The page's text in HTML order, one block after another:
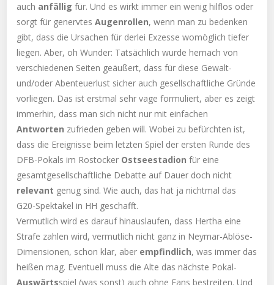
auch anfälligfür. Und es wirkt immer ein wenig hilflos oder
sorgt für genervtesAugenrollen, wenn man zu bedenken
gibt, dass die Ursachen für derlei Exzesse womöglich tiefer
liegen. Aber, oh Wunder: Tatsächlich wurde hernach von
verschiedenen Seiten geäußert, dass für diese Gewalt-
und/oder Abenteuerlust sicher auch gesellschaftliche Gründe
vorliegen. Das ist erstmal sehr vage formuliert, aber es zeigt
immerhin, dass man sich nicht nur mit einfachen
Antworten zufrieden geben will. Wobei zu befürchten ist,
dass die Ereignisse beim letzten Spiel der ersten Runde des
DFB-Pokals im Rostocker Ostseestadionfür eine
gesamtgesellschaftliche Debatte auf Dauer doch nicht
relevant genug sind. Wie auch, das hat ja nichtmal das
G20-Spektakel in HH geschafft.
Vermutlich wird es darauf hinauslaufen, dass Hertha eine
Strafe zahlen wird, vermutlich nicht ganz in Neymar-Ablöse-
Dimensionen, schon klar, aber empfindlich, was immer das
heißen mag. Eventuell muss die Alte das nächste Pokal-
Auswärtsspiel (was sonst) auch ohne Fans bestreiten. Und